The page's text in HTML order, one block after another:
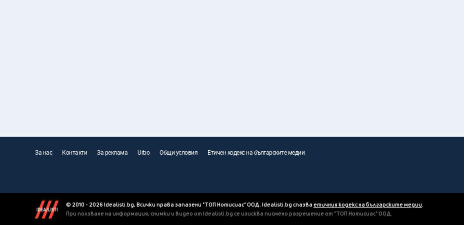
За нас Контакти За реклама Urbo Общи условия Етичен кодекс на българските медии
© 2010 - 2026 Idealisti.bg, Всички права запазени "ТОП Нотисиас" ООД. Idealisti.bg спазва етичния кодекс на българските медии.
При ползване на информация, снимки и видео от Idealisti.bg се изисква писмено разрешение от "ТОП Нотисиас" ООД.